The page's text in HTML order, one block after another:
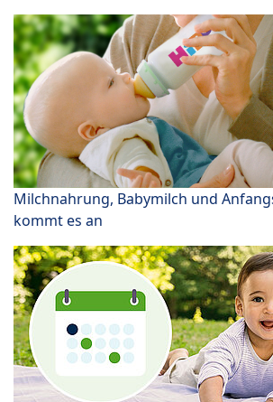
Milchnahrung, Babymilch und
kommt es an